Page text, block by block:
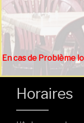
En cas de Problème
Horaires